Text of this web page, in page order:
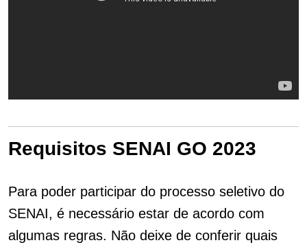
Requisitos SENAI GO 2023
Para poder participar do processo seletivo do
SENAI, é necessário estar de acordo com
algumas regras. Não deixe de conferir quais